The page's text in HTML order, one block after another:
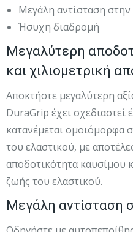
Μεγάλη αντίσταση
Ήσυχη διαδρομή
Μεγαλύτερη
και χιλιομετρική
Αποκτήστε μεγαλύτερη
DuraGrip έχει σχεδιαστεί
κατανέμεται
του ελαστικού, με
αποδοτικότητα καυσίμου
ζωής του ελαστικού.
Μεγάλη αντίσταση